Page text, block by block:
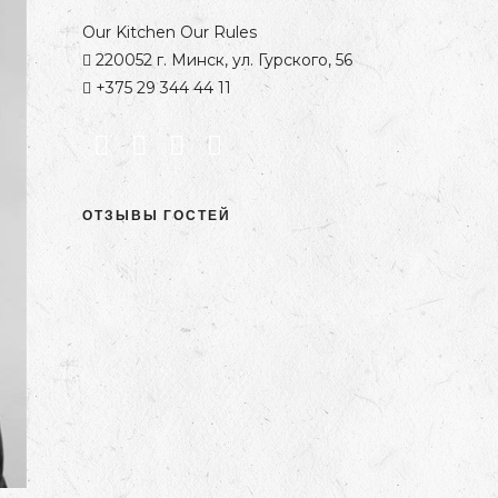
Our Kitchen Our Rules
220052 г. Минск, ул. Гурского, 56
+375 29 344 44 11
ОТЗЫВЫ ГОСТЕЙ